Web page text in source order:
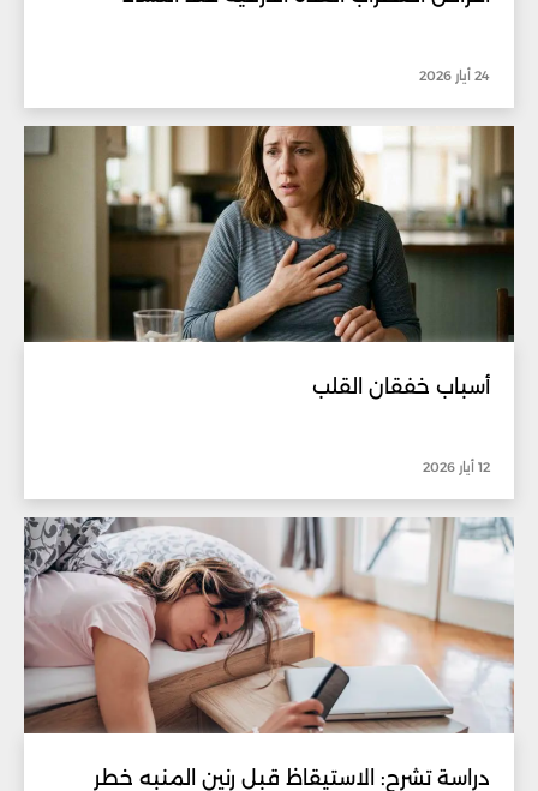
24 أيار 2026
أسباب خفقان القلب
12 أيار 2026
دراسة تشرح: الاستيقاظ قبل رنين المنبه خطر